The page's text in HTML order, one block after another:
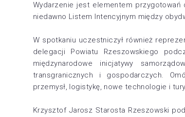
Wydarzenie jest elementem
niedawno Listem Intencyjnym między
W spotkaniu uczestniczył również
delegacji Powiatu Rzeszowskiego
międzynarodowe inicjatywy
transgranicznych i gospodarczych.
przemysł, logistykę, nowe technologie i
Krzysztof Jarosz Starosta Rzeszowski